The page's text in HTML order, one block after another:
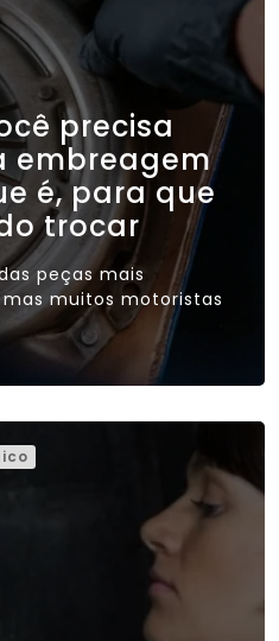
precisa
embreagem
é, para que
trocar
peças mais
muitos motoristas